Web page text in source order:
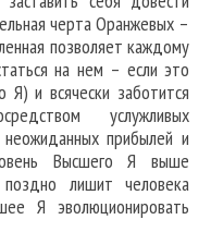
черта Оранжевых –
позволяет каждому
на нем – если это
Я) и всячески заботится
услужливых
прибылей и
Высшего Я выше
лишит человека
Я эволюционировать